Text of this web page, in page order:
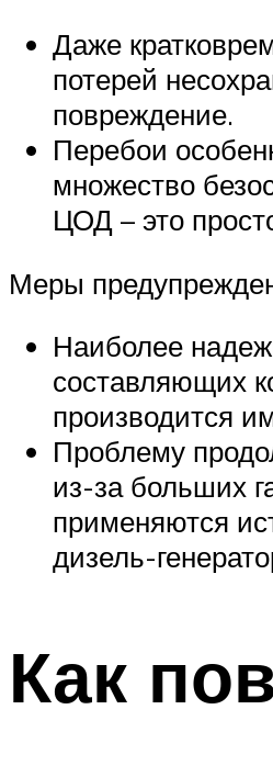
Даже
потерей
повреждение.
Перебои
множество
ЦОД – это
Меры
Наиболее
составляющих
производится
Проблему
из-за больших
применяются
дизель-
Как